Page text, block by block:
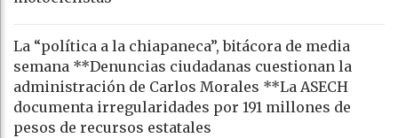
La “política a la chiapaneca”, bitácora de media
semana **Denuncias ciudadanas cuestionan la
administración de Carlos Morales **La ASECH
documenta irregularidades por 191 millones de
pesos de recursos estatales